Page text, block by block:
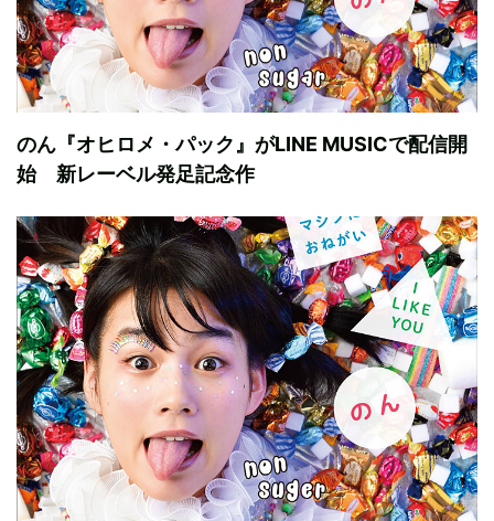
のん『オヒロメ・パック』がLINE MUSICで配信開
始 新レーベル発足記念作